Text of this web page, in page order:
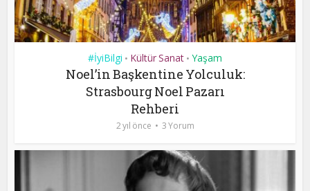
#İyiBilgi • Kültür Sanat • Yaşam
Noel’in Başkentine Yolculuk:
Strasbourg Noel Pazarı
Rehberi
2 yıl önce 3 Yorum